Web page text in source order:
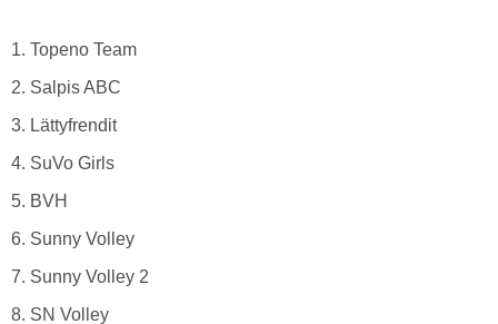
1. Topeno Team
2. Salpis ABC
3. Lättyfrendit
4. SuVo Girls
5. BVH
6. Sunny Volley
7. Sunny Volley 2
8. SN Volley